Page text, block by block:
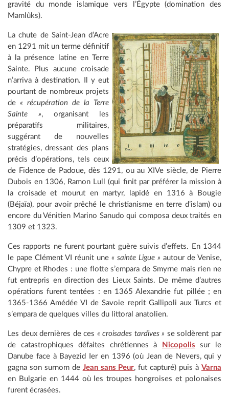
gravité du monde islamique vers l’Égypte (domination des
Mamlûks).
La chute de Saint-Jean d’Acre
en 1291 mit un terme définitif
à la présence latine en Terre
Sainte. Plus aucune croisade
n’arriva à destination. Il y eut
pourtant de nombreux projets
de « récupération de la Terre
Sainte », organisant les
préparatifs militaires,
suggérant de nouvelles
stratégies, dressant des plans
précis d’opérations, tels ceux
de Fidence de Padoue, dès 1291, ou au XIVe siècle, de Pierre
Dubois en 1306, Ramon Lull (qui finit par préférer la mission à
la croisade et mourut en martyr, lapidé en 1316 à Bougie
(Béjaïa), pour avoir prêché le christianisme en terre d’islam) ou
encore du Vénitien Marino Sanudo qui composa deux traités en
1309 et 1323.
Ces rapports ne furent pourtant guère suivis d’effets. En 1344
le pape Clément VI réunit une « sainte Ligue » autour de Venise,
Chypre et Rhodes : une flotte s’empara de Smyrne mais rien ne
fut entrepris en direction des Lieux Saints. De même d’autres
opérations furent tentées : en 1365 Alexandrie fut pillée ; en
1365-1366 Amédée VI de Savoie reprit Gallipoli aux Turcs et
s’empara de quelques villes du littoral anatolien.
Les deux dernières de ces « croisades tardives » se soldèrent par
de catastrophiques défaites chrétiennes à
Nicopolis sur le
Danube face à Bayezid Ier en 1396 (où Jean de Nevers, qui y
gagna son surnom de Jean sans Peur, fut capturé) puis àVarna
en Bulgarie en 1444 où les troupes hongroises et polonaises
furent écrasées.